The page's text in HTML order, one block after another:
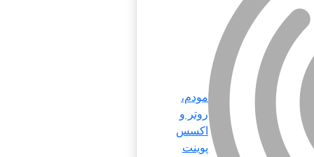
مودم،
روتر و
اکسس
پوینت